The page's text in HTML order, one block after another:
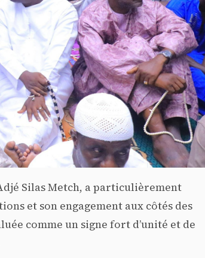
Silas Metch, a particulièrement
et son engagement aux côtés des
comme un signe fort d’unité et de